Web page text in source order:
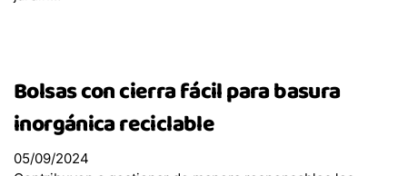
Bolsas con cierra fácil para basura
inorgánica reciclable
05/09/2024